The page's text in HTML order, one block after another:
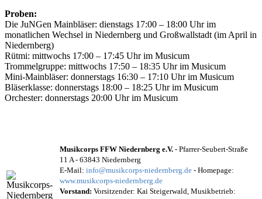
Proben:
Die JuNGen Mainbläser: dienstags 17:00 – 18:00 Uhr im
monatlichen Wechsel in Niedernberg und Großwallstadt (im April in
Niedernberg)
Rütmi: mittwochs 17:00 – 17:45 Uhr im Musicum
Trommelgruppe: mittwochs 17:50 – 18:35 Uhr im Musicum
Mini-Mainbläser: donnerstags 16:30 – 17:10 Uhr im Musicum
Bläserklasse: donnerstags 18:00 – 18:25 Uhr im Musicum
Orchester: donnerstags 20:00 Uhr im Musicum
Musikcorps FFW Niedernberg e.V. - Pfarrer-Seubert-Straße
11 A - 63843 Niedernberg
E-Mail: info@musikcorps-niedernberg.de - Homepage:
www.musikcorps-niedernberg.de
Vorstand: Vorsitzender: Kai Steigerwald, Musikbetrieb: